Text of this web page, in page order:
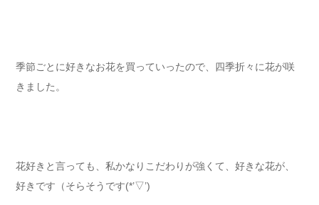
季節ごとに好きなお花を買っていったので、四季折々に花が咲
きました。
花好きと言っても、私かなりこだわりが強くて、好きな花が、
好きです（そらそうです(*’▽’)